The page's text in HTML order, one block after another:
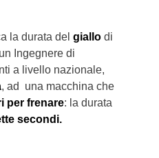
la durata del giallo di
Ingegnere di
a livello nazionale,
, ad una macchina che
per frenare: la durata
secondi.